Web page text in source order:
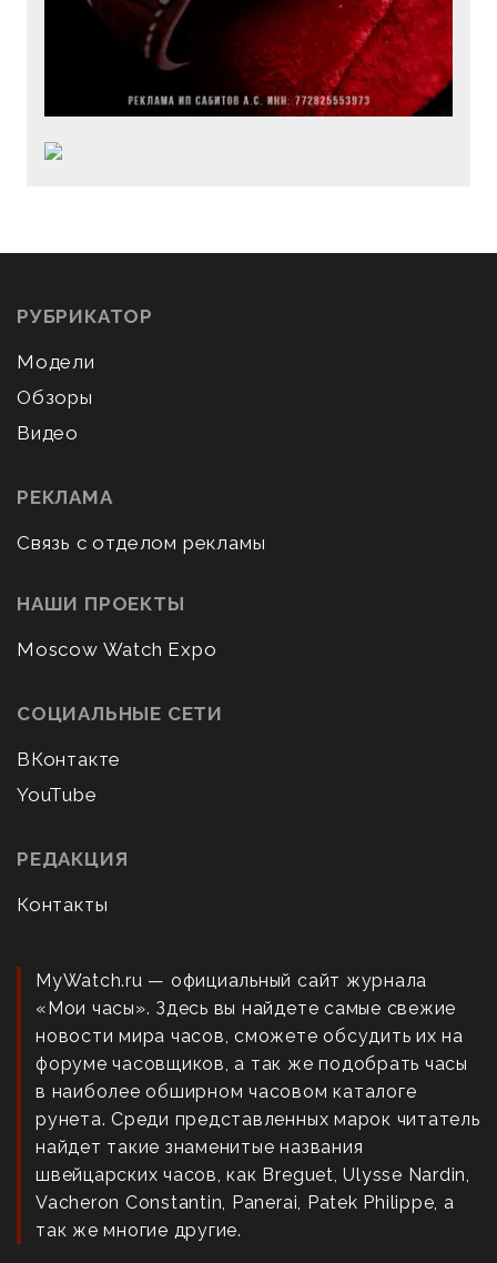
РУБРИКАТОР
Модели
Обзоры
Видео
РЕКЛАМА
Связь с отделом рекламы
НАШИ ПРОЕКТЫ
Moscow Watch Expo
СОЦИАЛЬНЫЕ СЕТИ
ВКонтакте
YouTube
РЕДАКЦИЯ
Контакты
MyWatch.ru — официальный сайт журнала
«Мои часы». Здесь вы найдете самые свежие
новости мира часов, сможете обсудить их на
форуме часовщиков, а так же подобрать часы
в наиболее обширном часовом каталоге
рунета. Среди представленных марок читатель
найдет такие знаменитые названия
швейцарских часов, как Breguet, Ulysse Nardin,
Vacheron Constantin, Panerai, Patek Philippe, а
так же многие другие.